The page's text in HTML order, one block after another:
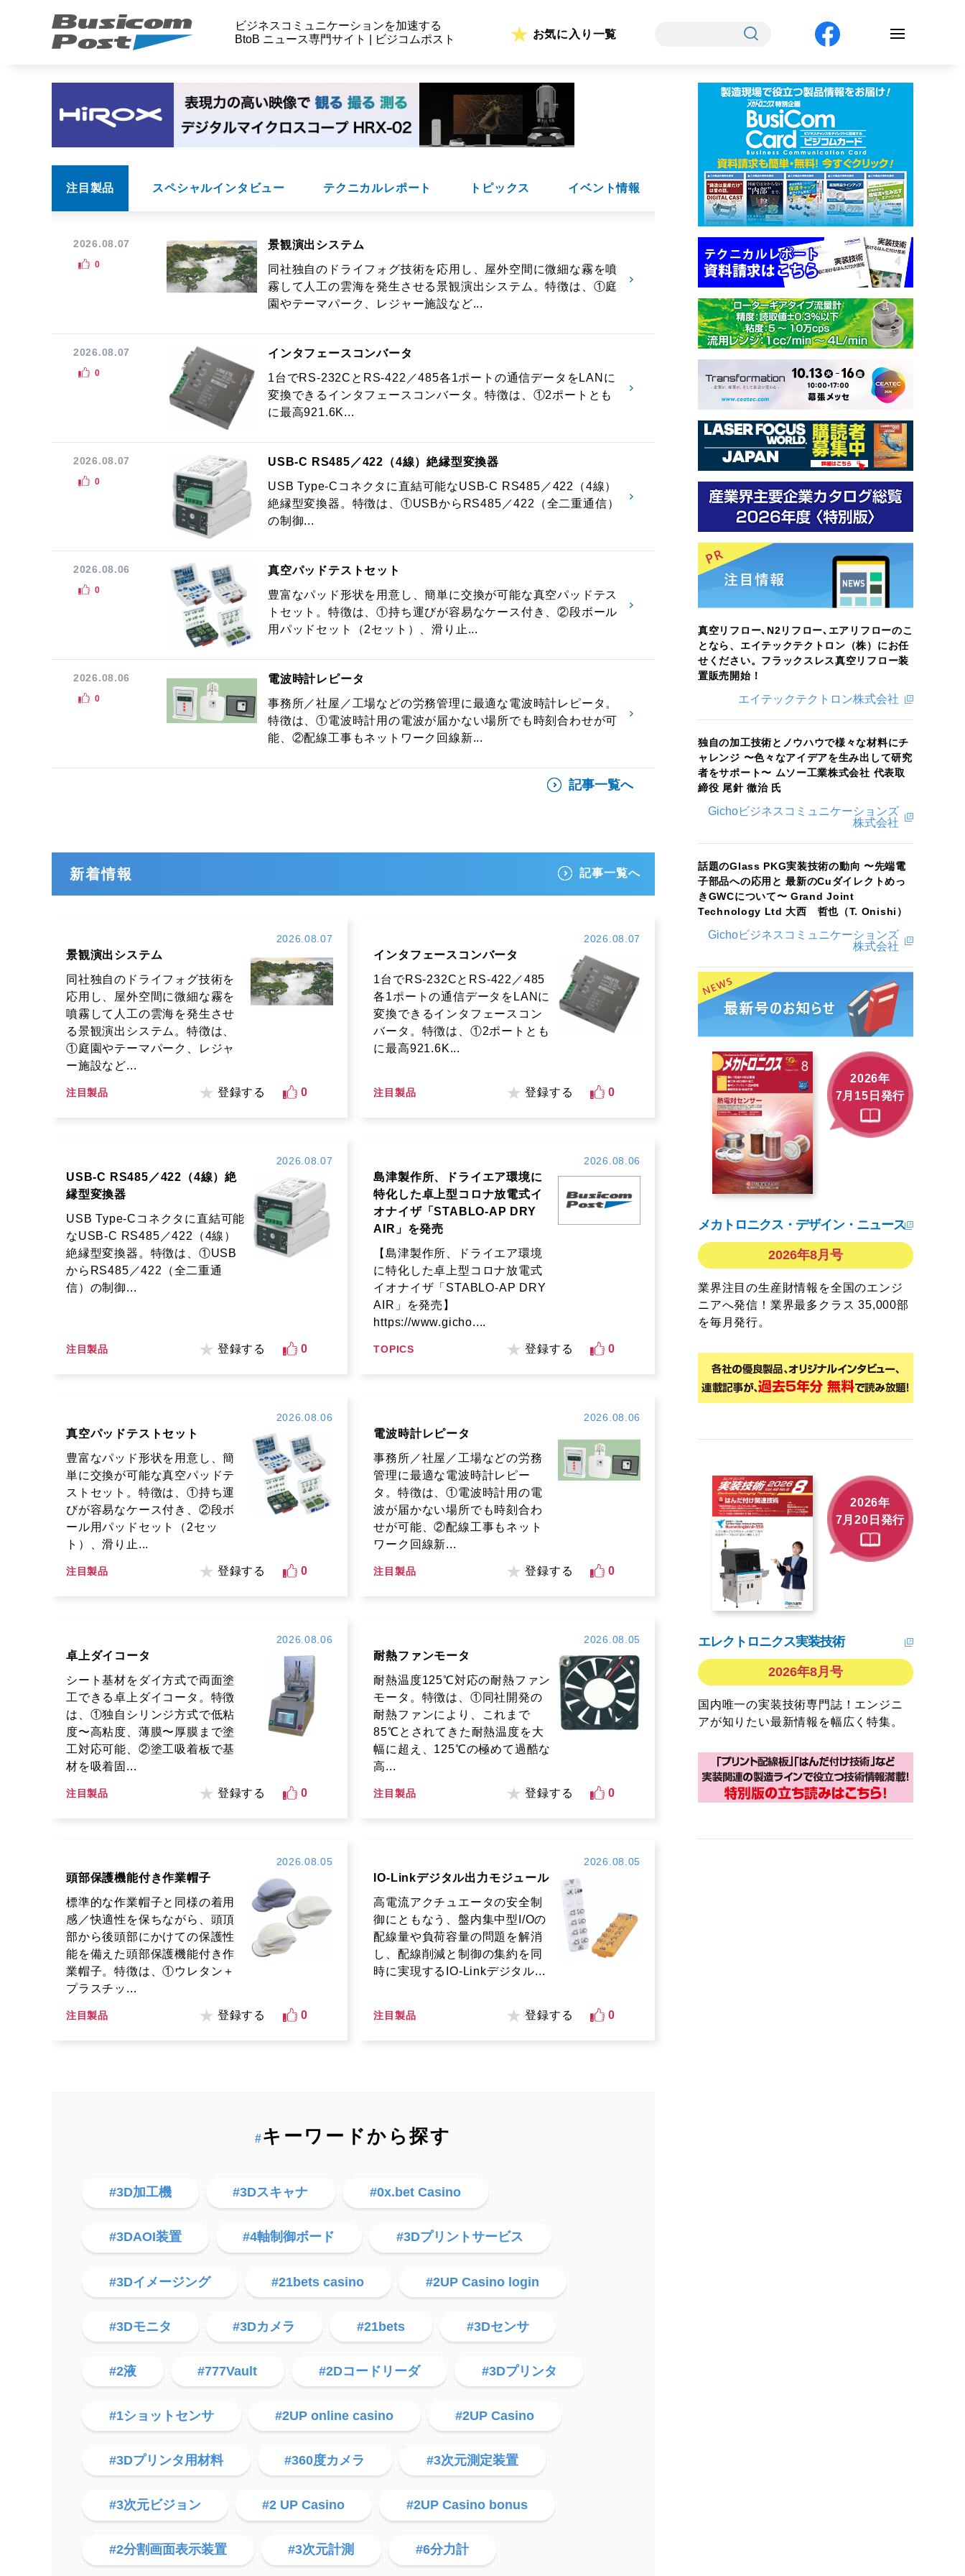
ビジネスコミュニケーションを加速する
BtoB ニュース専門サイト | ビジコムポスト
お気に入り一覧
注目製品 スペシャルインタビュー テクニカルレポート トピックス イベント情報
2026.08.07
景観演出システム
同社独自のドライフォグ技術を応用し、屋外空間に微細な霧を噴
霧して人工の雲海を発生させる景観演出システム。特徴は、①庭
園やテーマパーク、レジャー施設など...
0
2026.08.07
インタフェースコンバータ
1台でRS-232CとRS-422／485各1ポートの通信データをLANに
変換できるインタフェースコンバータ。特徴は、①2ポートとも
に最高921.6K...
0
2026.08.07
USB-C RS485／422（4線）絶縁型変換器
USB Type-Cコネクタに直結可能なUSB-C RS485／422（4線）
絶縁型変換器。特徴は、①USBからRS485／422（全二重通信）
の制御...
0
2026.08.06
真空パッドテストセット
豊富なパッド形状を用意し、簡単に交換が可能な真空パッドテス
トセット。特徴は、①持ち運びが容易なケース付き、②段ボール
用パッドセット（2セット）、滑り止...
0
2026.08.06
電波時計レピータ
事務所／社屋／工場などの労務管理に最適な電波時計レピータ。
特徴は、①電波時計用の電波が届かない場所でも時刻合わせが可
能、②配線工事もネットワーク回線新...
0
記事一覧へ
新着情報 記事一覧へ
2026.08.07
景観演出システム
同社独自のドライフォグ技術を
応用し、屋外空間に微細な霧を
噴霧して人工の雲海を発生させ
る景観演出システム。特徴は、
①庭園やテーマパーク、レジャ
ー施設など...
注目製品 登録する 0
2026.08.07
インタフェースコンバータ
1台でRS-232CとRS-422／485
各1ポートの通信データをLANに
変換できるインタフェースコン
バータ。特徴は、①2ポートとも
に最高921.6K...
注目製品 登録する 0
2026.08.07
USB-C RS485／422（4線）絶
縁型変換器
USB Type-Cコネクタに直結可能
なUSB-C RS485／422（4線）
絶縁型変換器。特徴は、①USB
からRS485／422（全二重通
信）の制御...
注目製品 登録する 0
2026.08.06
島津製作所、ドライエア環境に
特化した卓上型コロナ放電式イ
オナイザ「STABLO-AP DRY
AIR」を発売
【島津製作所、ドライエア環境
に特化した卓上型コロナ放電式
イオナイザ「STABLO-AP DRY
AIR」を発売】
https://www.gicho....
TOPICS 登録する 0
2026.08.06
真空パッドテストセット
豊富なパッド形状を用意し、簡
単に交換が可能な真空パッドテ
ストセット。特徴は、①持ち運
びが容易なケース付き、②段ボ
ール用パッドセット（2セッ
ト）、滑り止...
注目製品 登録する 0
2026.08.06
電波時計レピータ
事務所／社屋／工場などの労務
管理に最適な電波時計レピー
タ。特徴は、①電波時計用の電
波が届かない場所でも時刻合わ
せが可能、②配線工事もネット
ワーク回線新...
注目製品 登録する 0
2026.08.06
卓上ダイコータ
シート基材をダイ方式で両面塗
工できる卓上ダイコータ。特徴
は、①独自シリンジ方式で低粘
度〜高粘度、薄膜〜厚膜まで塗
工対応可能、②塗工吸着板で基
材を吸着固...
注目製品 登録する 0
2026.08.05
耐熱ファンモータ
耐熱温度125℃対応の耐熱ファン
モータ。特徴は、①同社開発の
耐熱ファンにより、これまで
85℃とされてきた耐熱温度を大
幅に超え、125℃の極めて過酷な
高...
注目製品 登録する 0
2026.08.05
頭部保護機能付き作業帽子
標準的な作業帽子と同様の着用
感／快適性を保ちながら、頭頂
部から後頭部にかけての保護性
能を備えた頭部保護機能付き作
業帽子。特徴は、①ウレタン＋
プラスチッ...
注目製品 登録する 0
2026.08.05
IO-Linkデジタル出力モジュール
高電流アクチュエータの安全制
御にともなう、盤内集中型I/Oの
配線量や負荷容量の問題を解消
し、配線削減と制御の集約を同
時に実現するIO-Linkデジタル...
注目製品 登録する 0
#キーワードから探す
#3D加工機 #3Dスキャナ #0x.bet Casino
#3DAOI装置 #4軸制御ボード #3Dプリントサービス
#3Dイメージング #21bets casino #2UP Casino login
#3Dモニタ #3Dカメラ #21bets #3Dセンサ
#2液 #777Vault #2Dコードリーダ #3Dプリンタ
#1ショットセンサ #2UP online casino #2UP Casino
#3Dプリンタ用材料 #360度カメラ #3次元測定装置
#3次元ビジョン #2 UP Casino #2UP Casino bonus
#2分割画面表示装置 #3次元計測 #6分力計
真空リフロー､N2リフロー､エアリフローのこ
となら、エイテックテクトロン（株）にお任
せください。フラックスレス真空リフロー装
置販売開始！
エイテックテクトロン株式会社
独自の加工技術とノウハウで様々な材料にチ
ャレンジ 〜色々なアイデアを生み出して研究
者をサポート〜 ムソー工業株式会社 代表取
締役 尾針 徹治 氏
Gichoビジネスコミュニケーションズ
株式会社
話題のGlass PKG実装技術の動向 〜先端電
子部品への応用と 最新のCuダイレクトめっ
きGWCについて〜 Grand Joint
Technology Ltd 大西 哲也（T. Onishi）
Gichoビジネスコミュニケーションズ
株式会社
2026年
7月15日発行
メカトロニクス・デザイン・ニュース
2026年8月号
業界注目の生産財情報を全国のエンジ
ニアへ発信！業界最多クラス 35,000部
を毎月発行。
2026年
7月20日発行
エレクトロニクス実装技術
2026年8月号
国内唯一の実装技術専門誌！エンジニ
アが知りたい最新情報を幅広く特集。